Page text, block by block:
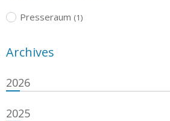
Presseraum (1)
Archives
2026
2025